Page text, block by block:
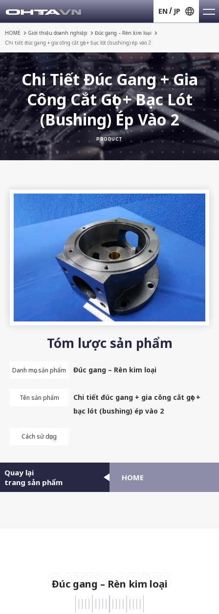
EN JP
HOME Giới thiệu doanh nghiệp
Đúc gang – Rèn kim loại
Chi tiết đúc gang + gia công cắt gọt + bạc lót (bushing) ép vào 2
Chi Tiết Đúc Gang + Gia
Công Cắt Gọt + Bạc Lót
(bushing) Ép Vào 2
PRODUCT
Tóm lược sản phẩm
Danh mục sản phẩm Đúc gang – Rèn kim loại
Tên sản phẩm
Chi tiết đúc gang + gia công cắt gọt +
bạc lót (bushing) ép vào 2
Cách sử dụng
Quay lại
trang sản phẩm
HOME
CATEGORIES
Đúc gang – Rèn kim loại